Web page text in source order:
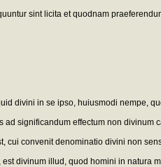
sint licita et quodnam
divini in se ipso, huiusmodi nempe,
significandum effectum non
convenit denominatio divini non
divinum illud, quod homini in natura